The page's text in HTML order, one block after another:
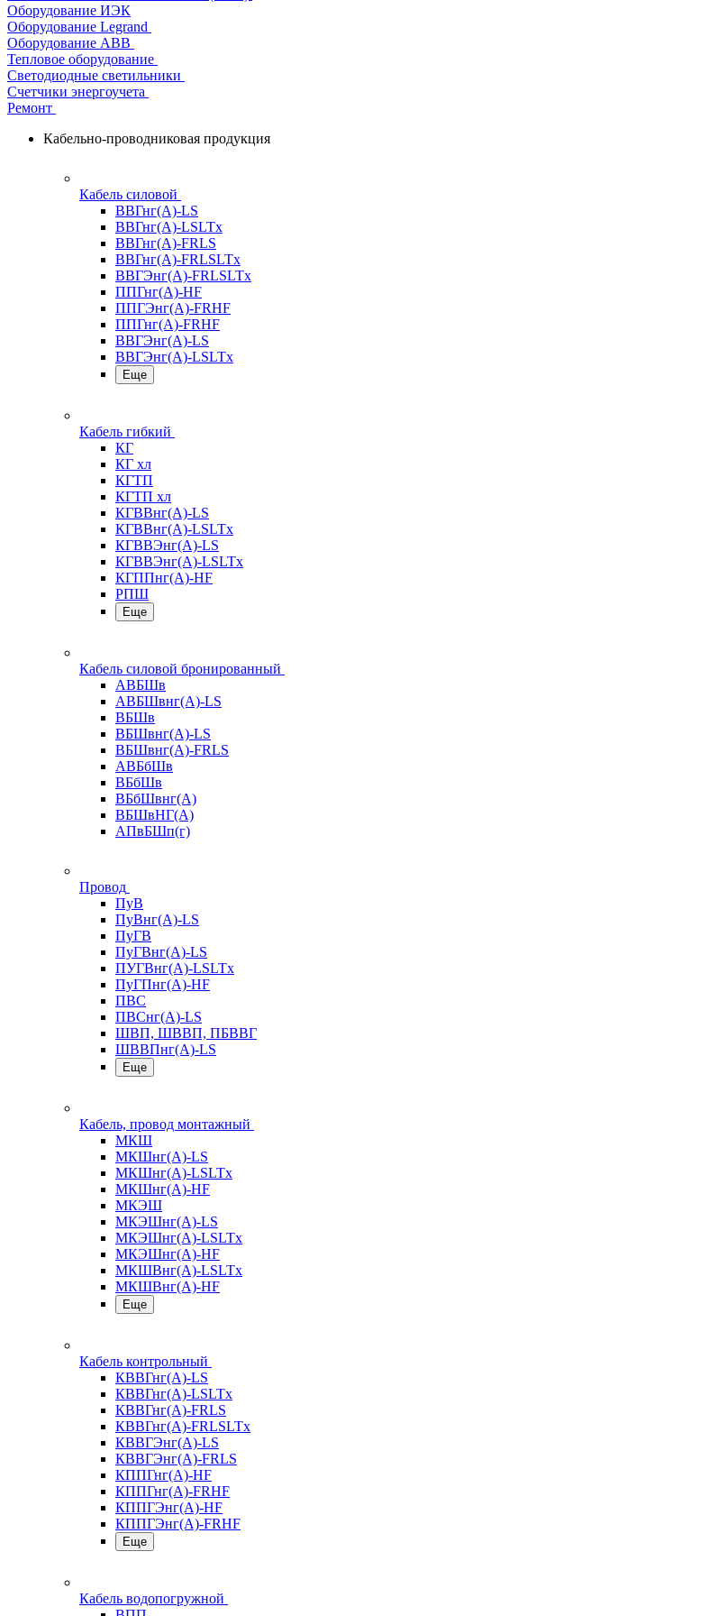
Оборудование ИЭК
Оборудование Legrand
Оборудование АВВ
Тепловое оборудование
Светодиодные светильники
Счетчики энергоучета
Ремонт
Кабельно-проводниковая продукция
Кабель силовой
ВВГнг(А)-LS
ВВГнг(А)-LSLTx
ВВГнг(А)-FRLS
ВВГнг(А)-FRLSLTx
ВВГЭнг(А)-FRLSLTx
ППГнг(А)-HF
ППГЭнг(А)-FRHF
ППГнг(А)-FRHF
ВВГЭнг(А)-LS
ВВГЭнг(А)-LSLTx
Еще
Кабель гибкий
КГ
КГ хл
КГТП
КГТП хл
КГВВнг(А)-LS
КГВВнг(А)-LSLTx
КГВВЭнг(А)-LS
КГВВЭнг(А)-LSLTx
КГППнг(А)-HF
РПШ
Еще
Кабель силовой бронированный
АВБШв
АВБШвнг(А)-LS
ВБШв
ВБШвнг(А)-LS
ВБШвнг(А)-FRLS
АВБбШв
ВБбШв
ВБбШвнг(А)
ВБШвНГ(А)
АПвБШп(г)
Провод
ПуВ
ПуВнг(А)-LS
ПуГВ
ПуГВнг(А)-LS
ПУГВнг(А)-LSLTx
ПуГПнг(А)-HF
ПВС
ПВСнг(А)-LS
ШВП, ШВВП, ПБВВГ
ШВВПнг(А)-LS
Еще
Кабель, провод монтажный
МКШ
МКШнг(А)-LS
МКШнг(А)-LSLTx
МКШнг(А)-HF
МКЭШ
МКЭШнг(А)-LS
МКЭШнг(А)-LSLTx
МКЭШнг(А)-HF
МКШВнг(A)-LSLTx
МКШВнг(А)-HF
Еще
Кабель контрольный
КВВГнг(А)-LS
КВВГнг(А)-LSLTx
КВВГнг(А)-FRLS
КВВГнг(А)-FRLSLTx
КВВГЭнг(А)-LS
КВВГЭнг(А)-FRLS
КППГнг(А)-HF
КППГнг(А)-FRHF
КППГЭнг(А)-HF
КППГЭнг(А)-FRHF
Еще
Кабель водопогружной